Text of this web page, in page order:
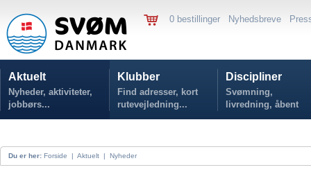
0 bestillinger Nyhedsbreve
Aktuelt
Nyheder, aktiviteter,
jobbørs...
Klubber
Find adresser, kort
rutevejledning...
Discipliner
Svømning,
livredning, åbent
vand...
Du er her: Forside | Aktuelt | Nyheder